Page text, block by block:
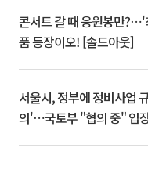
콘서트 갈 때 응원봉만
품 등장이오! [솔드아웃]
서울시, 정부에 정비사업
의'⋯국토부 "협의 중" 입